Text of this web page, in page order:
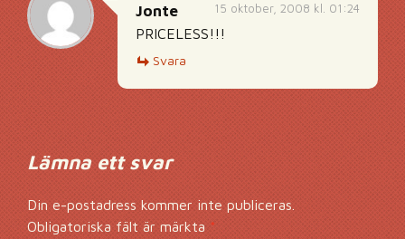
15 oktober, 2008 kl. 01:24
Jonte
PRICELESS!!!
Svara
Lämna ett svar
Din e-postadress kommer inte publiceras.
Obligatoriska fält är märkta*